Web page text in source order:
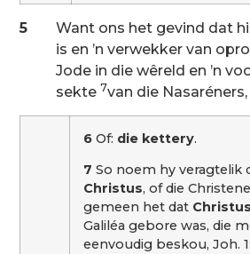
5
Want ons het gevind dat
is en ’n verwekker van
Jode in die wêreld en ’n
sekte 7van die Nasaréners,
6 Of: die kettery.
7 So noem hy veragtelik
Christus, of die
gemeen het dat Christus
Galiléa gebore was, die
eenvoudig beskou, Joh.